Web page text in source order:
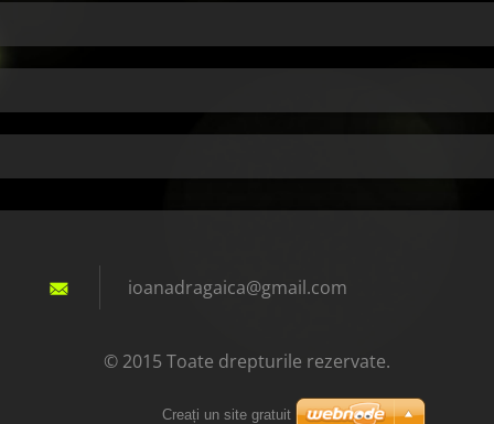
ioanadragaica@gmail.com
© 2015 Toate drepturile rezervate.
Creați un site gratuit